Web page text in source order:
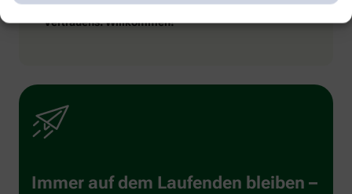
ins Netz zu gehen, sondern in die Apotheke Ihres
Vertrauens. Willkommen!
Immer auf dem Laufenden bleiben –